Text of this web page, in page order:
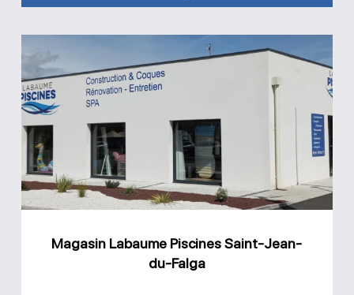
Magasin
Saint-
Jean-
du-
Falga
Magasin Labaume Piscines Saint-Jean-
du-Falga